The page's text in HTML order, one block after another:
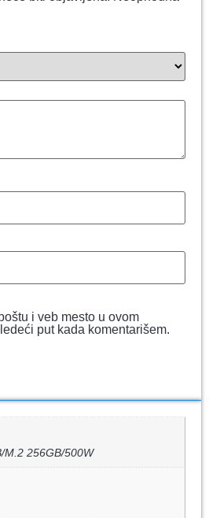
i veb mesto u ovom
put kada komentarišem.
M.2 256GB/500W